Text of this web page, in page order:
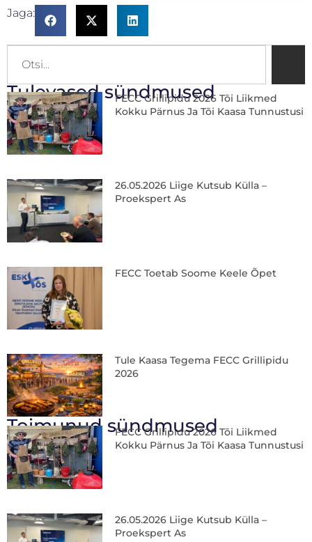
Jaga:
Tulevased sündmused
FECC Grillipidu 2026 Tõi Liikmed
Kokku Pärnus Ja Tõi Kaasa Tunnustusi
26.05.2026 Liige Kutsub Külla –
Proekspert As
FECC Toetab Soome Keele Õpet
Tule Kaasa Tegema FECC Grillipidu
2026
Toimunud sündmused
FECC Grillipidu 2026 Tõi Liikmed
Kokku Pärnus Ja Tõi Kaasa Tunnustusi
26.05.2026 Liige Kutsub Külla –
Proekspert As